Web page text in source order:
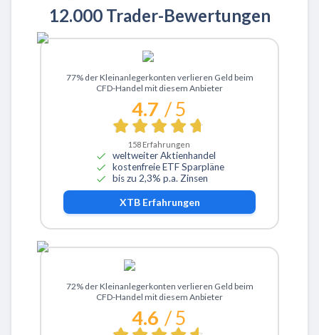
12.000 Trader-Bewertungen
Zu XTB
77% der Kleinanlegerkonten verlieren Geld beim
CFD-Handel mit diesem Anbieter
4.7 / 5
158 Erfahrungen
weltweiter Aktienhandel
kostenfreie ETF Sparpläne
bis zu 2,3% p.a. Zinsen
XTBErfahrungen
Zu ActivTrades
72% der Kleinanlegerkonten verlieren Geld beim
CFD-Handel mit diesem Anbieter
4.6 / 5